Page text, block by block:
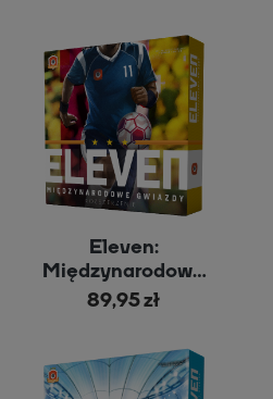
Eleven:
Międzynarodowe
Gwiazdy
89,95 zł